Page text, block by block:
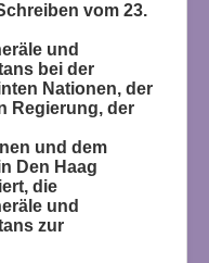
vom 23.
und
bei der
Nationen, der
Regierung, der
und dem
Den Haag
die
und
zur